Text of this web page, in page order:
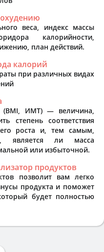
веса, индекс массы
калорийности,
план действий.
калорий
при различных видах
(BMI, ИМТ) — величина,
степень соответствия
роста и, тем самым,
является ли масса
или избыточной.
продуктов
позволит вам легко
продукта и поможет
будет полностью